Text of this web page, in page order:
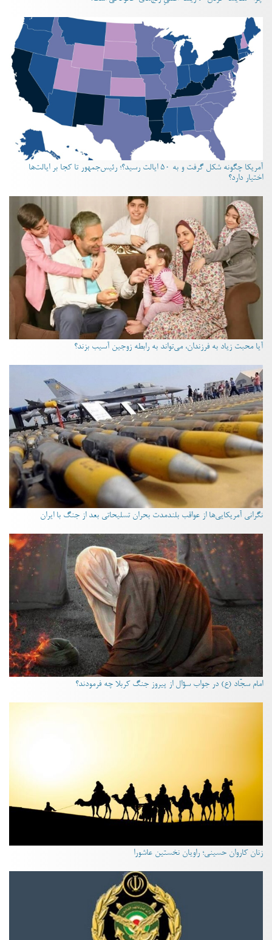
آمریکا چگونه شکل گرفت و به ۵۰ ایالت رسید؟؛ رئیس‌جمهور تا کجا بر ایالت‌ها
اختیار دارد؟
آیا محبت زیاد به فرزندان، می‌تواند به رابطه زوجین آسیب بزند؟
نگرانی آمریکایی‌ها از عواقب بلندمدت بحران تسلیحاتی بعد از جنگ با ایران
امام سجّاد (ع) در جواب سؤال از پیروز جنگ کربلا چه فرمودند؟
زنان کاروان حسینی؛ راویان نخستین عاشورا